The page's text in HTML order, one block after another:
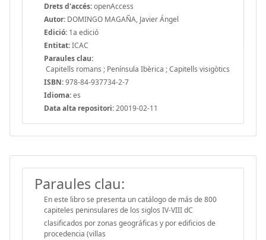
Drets d'accés:openAccess
Autor: DOMINGO MAGAÑA, Javier Ángel
Edició: 1a edició
Entitat:ICAC
Paraules clau:
Capitells romans ; Península Ibèrica ; Capitells visigòtics
ISBN:978-84-937734-2-7
Idioma:es
Data alta repositori:20019-02-11
Paraules clau:
En este libro se presenta un catálogo de más de 800
capiteles peninsulares de los siglos IV-VIII dC
clasificados por zonas geográficas y por edificios de
procedencia (villas